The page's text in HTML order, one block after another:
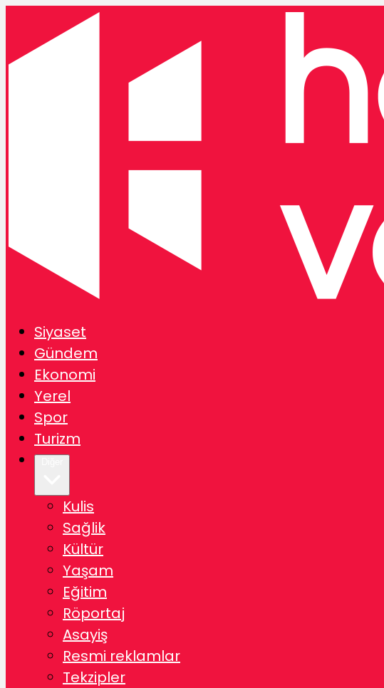
Siyaset
Gündem
Ekonomi
Yerel
Spor
Turizm
Kulis
Sağlik
Kültür
Yaşam
Eğitim
Röportaj
Asayiş
Resmi reklamlar
Tekzipler